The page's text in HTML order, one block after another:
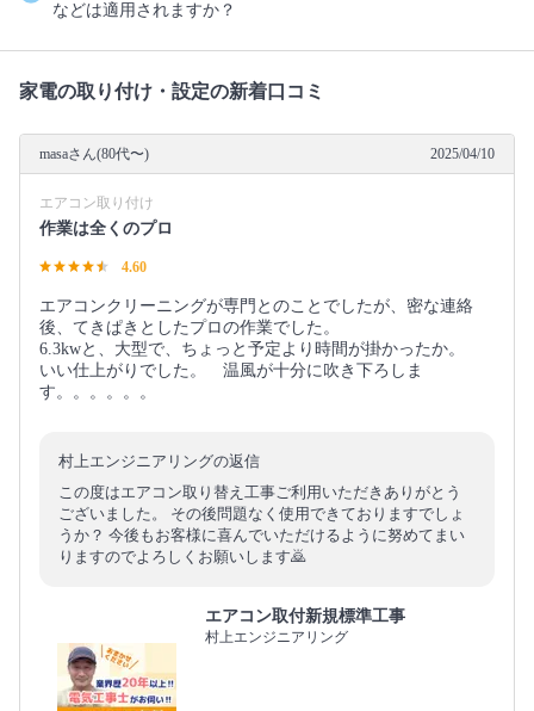
などは適用されますか？
家電の取り付け・設定の新着口コミ
masaさん(80代〜) 2025/04/10
エアコン取り付け
作業は全くのプロ
4.60
エアコンクリーニングが専門とのことでしたが、密な連絡
後、てきぱきとしたプロの作業でした。
6.3kwと、大型で、ちょっと予定より時間が掛かったか。
いい仕上がりでした。 温風が十分に吹き下ろしま
す。。。。。。
村上エンジニアリングの返信
この度はエアコン取り替え工事ご利用いただきありがとう
ございました。 その後問題なく使用できておりますでしょ
うか？ 今後もお客様に喜んでいただけるように努めてまい
りますのでよろしくお願いします🙇
エアコン取付新規標準工事
村上エンジニアリング